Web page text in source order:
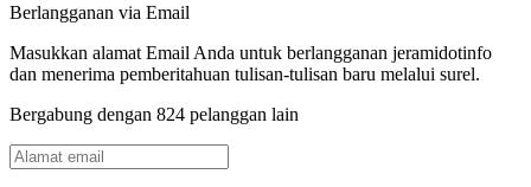
Berlangganan via Email
Masukkan alamat Email Anda untuk berlangganan jeramidotinfo
dan menerima pemberitahuan tulisan-tulisan baru melalui surel.
Bergabung dengan 824 pelanggan lain
Alamat
email